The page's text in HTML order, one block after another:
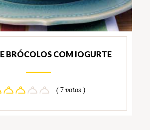
BRÓCOLOS COM IOGURTE
( 7 votos )